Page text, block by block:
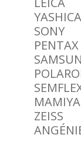
YASHICA
SONY
PENTAX
MAMIYA
ZEISS